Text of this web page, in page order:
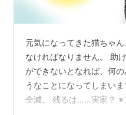
元気になってきた猫ちゃ
なければなりません。 助
ができないとなれば、何
うなことになってしまい
全滅。 残るは……実家？ ※